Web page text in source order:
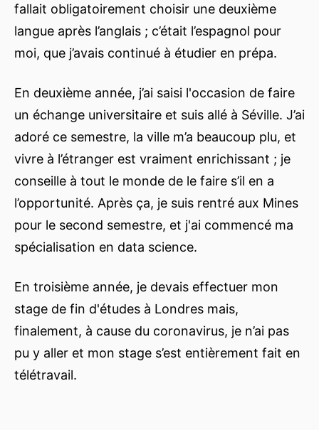
fallait obligatoirement choisir une deuxième
langue après l’anglais ; c’était l’espagnol pour
moi, que j’avais continué à étudier en prépa.
En deuxième année, j’ai saisi l'occasion de faire
un échange universitaire et suis allé à Séville. J’ai
adoré ce semestre, la ville m’a beaucoup plu, et
vivre à l’étranger est vraiment enrichissant ; je
conseille à tout le monde de le faire s’il en a
l’opportunité. Après ça, je suis rentré aux Mines
pour le second semestre, et j'ai commencé ma
spécialisation en data science.
En troisième année, je devais effectuer mon
stage de fin d'études à Londres mais,
finalement, à cause du coronavirus, je n’ai pas
pu y aller et mon stage s’est entièrement fait en
télétravail.